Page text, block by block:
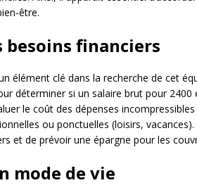
être.
besoins financiers
élément clé dans la recherche de cet
déterminer si un salaire brut pour 2400
le coût des dépenses
ou ponctuelles (loisirs,
et de prévoir une épargne pour les
mode de vie